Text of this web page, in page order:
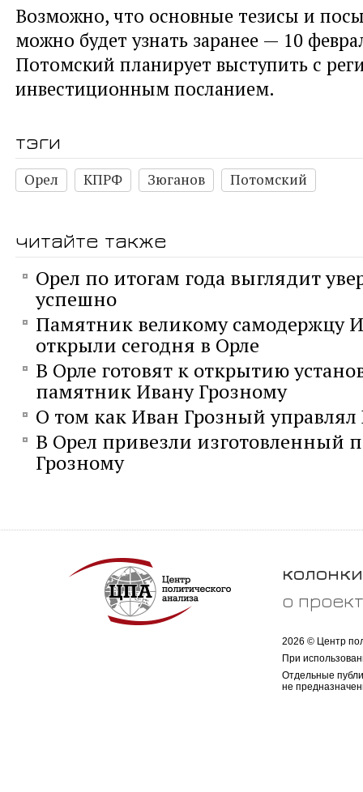
Возможно, что основные тезисы и
можно будет узнать заранее — 10
Потомский планирует выступить с
инвестиционным посланием.
тэги
Орел КПРФ Зюганов Потомский
читайте также
Орел по итогам года выглядит
успешно
Памятник великому самодержцу
открыли сегодня в Орле
В Орле готовят к открытию
памятник Ивану Грозному
О том как Иван Грозный управлял
В Орел привезли изготовленный
Грозному
колонки
о
2026 © Центр
При
Отдельные
не